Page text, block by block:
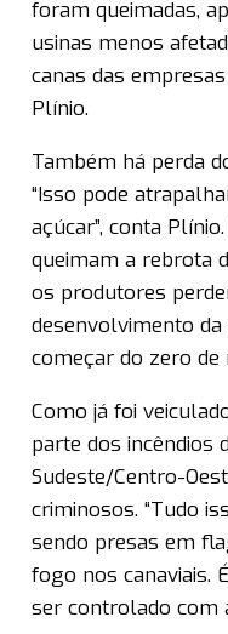
foram queimadas,
usinas menos
canas das
Plínio.
Também há perda
“Isso pode
açúcar”, conta
queimam a rebrota
os produtores
desenvolvimento
começar do zero de
Como já foi
parte dos incêndios
Sudeste/Centro-
criminosos. “Tudo
sendo presas em
fogo nos canaviais.
ser controlado com